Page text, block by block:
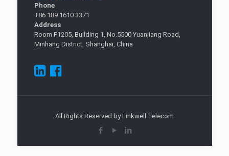
Phone
+86 189 1610 3371
Address
Room F1205, Building 1, No.5500 Yuanjiang Road,
Minhang District, Shanghai, China
All Rights Reserved by Linkwell Telecom